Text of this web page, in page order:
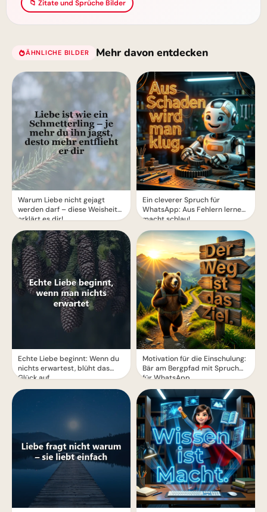
📁 Zitate und Sprüche Bilder
ÄHNLICHE BILDER Mehr davon entdecken
Warum Liebe nicht gejagt
werden darf – diese Weisheit
erklärt es dir!
Echte Liebe beginnt: Wenn du
nichts erwartest, blüht das
Glück auf
Ein cleverer Spruch für
WhatsApp: Aus Fehlern lernen
macht schlau!
Motivation für die Einschulung:
Bär am Bergpfad mit Spruch
für WhatsApp